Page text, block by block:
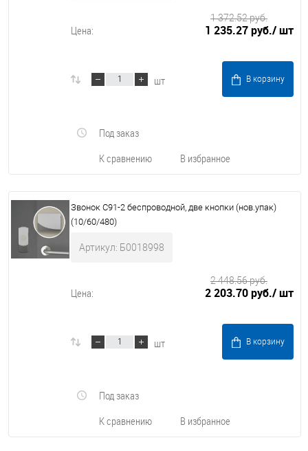
Цена: 1 235.27 руб./ шт
1 372.52 руб.
шт В корзину
К сравнению В избранное
Под заказ
Звонок C91-2 беспроводной, две кнопки (нов.упак)
(10/60/480)
Артикул: Б0018998
Цена: 2 203.70 руб./ шт
2 448.56 руб.
шт В корзину
К сравнению В избранное
Под заказ